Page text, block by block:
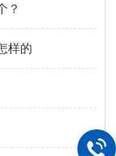
？
样的